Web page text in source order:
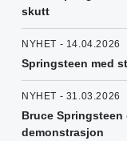
skutt
NYHET - 14.04.2026
Springsteen med
NYHET - 31.03.2026
Bruce
demonstrasjon